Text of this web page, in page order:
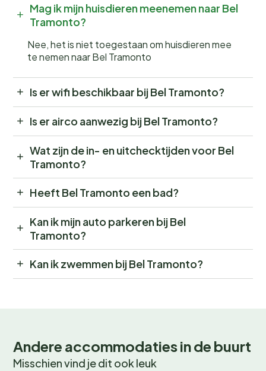
Mag ik mijn huisdieren meenemen naar Bel
Tramonto?
Nee, het is niet toegestaan om huisdieren mee
te nemen naar Bel Tramonto
Is er wifi beschikbaar bij Bel Tramonto?
Is er airco aanwezig bij Bel Tramonto?
Wat zijn de in- en uitchecktijden voor Bel
Tramonto?
Heeft Bel Tramonto een bad?
Kan ik mijn auto parkeren bij Bel
Tramonto?
Kan ik zwemmen bij Bel Tramonto?
Andere accommodaties in de buurt
Misschien vind je dit ook leuk